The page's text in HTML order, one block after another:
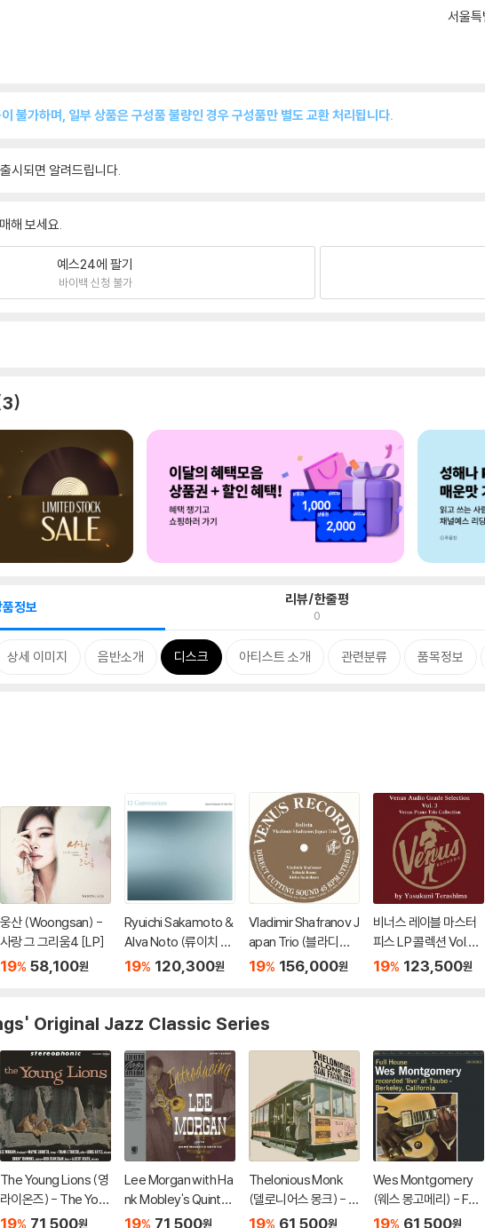
서울
불가하며, 일부 상품은 구성품 불량인 경우 구성품만 별도 교환 처리됩니다.
시되면 알려드립니다.
해 보세요.
예스24에 팔기
바이백 신청 불가
3
정보 리뷰/한줄평
0
상세 이미지 음반소개 디스크 아티스트 소개 관련분류 품목정보
웅산 (Woongsan) -
사랑 그 그리움4 [LP]
19% 58,100원
Ryuichi Sakamoto &
Alva Noto (류이치 사
카모토 & 알바 노토) -
19% 120,300원
Vladimir Shafranov J
apan Trio (블라디미
르 샤프라노프 재팬 트
19% 156,000원
비너스 레이블 마스터
피스 LP 콜렉션 Vol.3
(Venus Audio Grade
19% 123,500원
Original Jazz Classic Series
The Young Lions (영
라이온즈) - The You
ng Lions [LP]
19% 71,500원
Lee Morgan with Ha
nk Mobley's Quintet
(리 모건 & 행크 모빌리
19% 71,500원
Thelonious Monk
(델로니어스 몽크) - T
helonious Alone in S
19% 61,500원
Wes Montgomery
(웨스 몽고메리) - Full
House [LP]
19% 61,500원